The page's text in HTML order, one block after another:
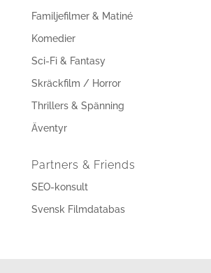
Familjefilmer & Matiné
Komedier
Sci-Fi & Fantasy
Skräckfilm / Horror
Thrillers & Spänning
Äventyr
Partners & Friends
SEO-konsult
Svensk Filmdatabas